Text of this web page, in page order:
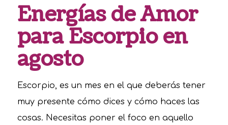
Energías de Amor
para Escorpio en
agosto
Escorpio, es un mes en el que deberás tener
muy presente cómo dices y cómo haces las
cosas. Necesitas poner el foco en aquello